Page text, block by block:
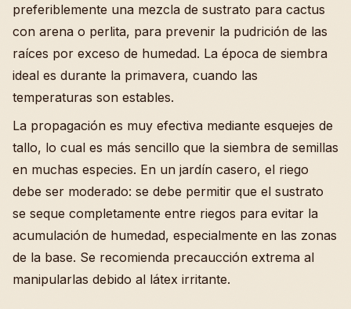
preferiblemente una mezcla de sustrato para cactus
con arena o perlita, para prevenir la pudrición de las
raíces por exceso de humedad. La época de siembra
ideal es durante la primavera, cuando las
temperaturas son estables.
La propagación es muy efectiva mediante esquejes de
tallo, lo cual es más sencillo que la siembra de semillas
en muchas especies. En un jardín casero, el riego
debe ser moderado: se debe permitir que el sustrato
se seque completamente entre riegos para evitar la
acumulación de humedad, especialmente en las zonas
de la base. Se recomienda precaucción extrema al
manipularlas debido al látex irritante.